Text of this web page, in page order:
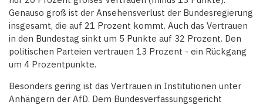
Genauso groß ist der Ansehensverlust der Bundesregierung
insgesamt, die auf 21 Prozent kommt. Auch das Vertrauen
in den Bundestag sinkt um 5 Punkte auf 32 Prozent. Den
politischen Parteien vertrauen 13 Prozent - ein Rückgang
um 4 Prozentpunkte.
Besonders gering ist das Vertrauen in Institutionen unter
Anhängern der AfD. Dem Bundesverfassungsgericht